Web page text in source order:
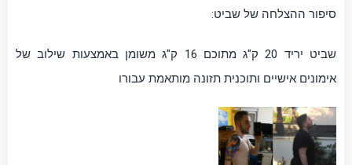
סיפור ההצלחה של שביט:
שביט יריד 20 ק"ג מתוכם 16 ק"ג משומן באמצעות שילוב של
אימונים אישיים ותוכנית תזונה מותאמת עבורו